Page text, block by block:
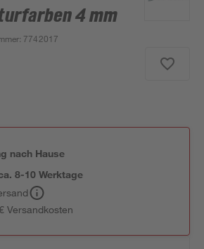
4 mm
: 7742017
nach Hause
8-10 Werktage
Versandkosten